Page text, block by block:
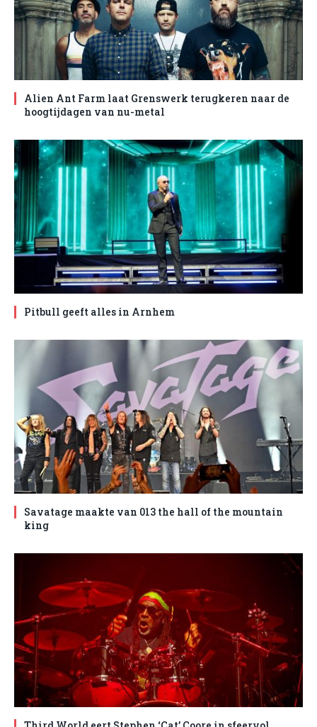
Alien Ant Farm laat Grenswerk terugkeren naar de
hoogtijdagen van nu-metal
Pitbull geeft alles in Arnhem
Savatage maakte van 013 the hall of the mountain
king